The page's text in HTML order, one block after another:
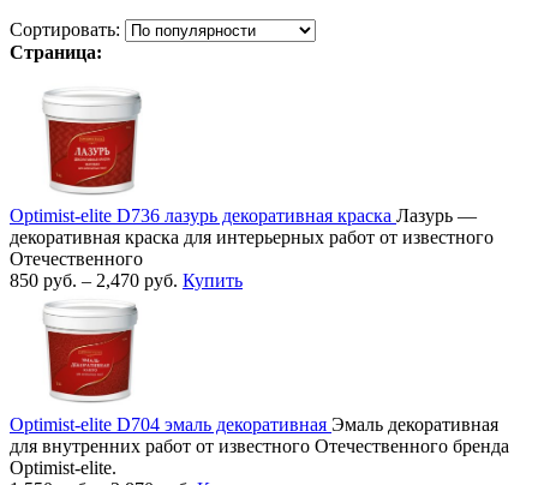
Сортировать:
Страница:
Optimist-elite D736 лазурь декоративная краска Лазурь —
декоративная краска для интерьерных работ от известного
Отечественного
850 руб. – 2,470 руб. Купить
Optimist-elite D704 эмаль декоративная Эмаль декоративная
для внутренних работ от известного Отечественного бренда
Optimist-elite.